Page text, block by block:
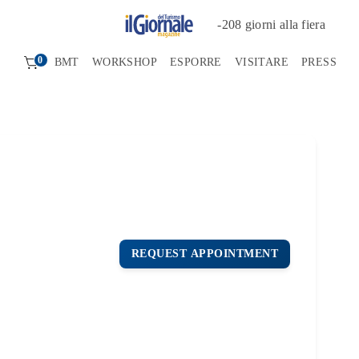
-208 giorni alla fiera
0 BMT WORKSHOP ESPORRE VISITARE PRESS
REQUEST APPOINTMENT